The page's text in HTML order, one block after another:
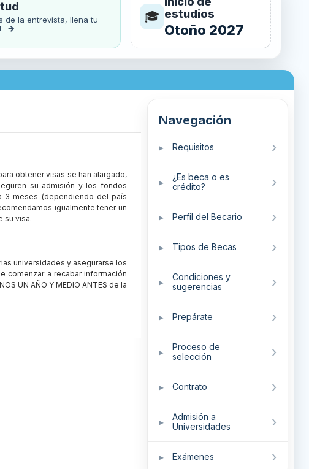
de la entrevista, llena tu
→
🎓 estudios
Otoño 2027
obtener visas se han alargado,
su admisión y los fondos
3 meses (dependiendo del país
igualmente tener un
su visa.
universidades y asegurarse los
comenzar a recabar información
UN AÑO Y MEDIO ANTES de la
Requisitos
¿Es beca o es
crédito?
Perfil del Becario
Tipos de Becas
Condiciones y
sugerencias
Prepárate
Proceso de
selección
Contrato
Admisión a
Universidades
Exámenes